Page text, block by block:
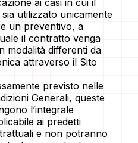
utilizzato unicamente
un preventivo, a
il contratto venga
modalità differenti da
attraverso il Sito
previsto nelle
Generali, queste
l’integrale
ai predetti
e non potranno